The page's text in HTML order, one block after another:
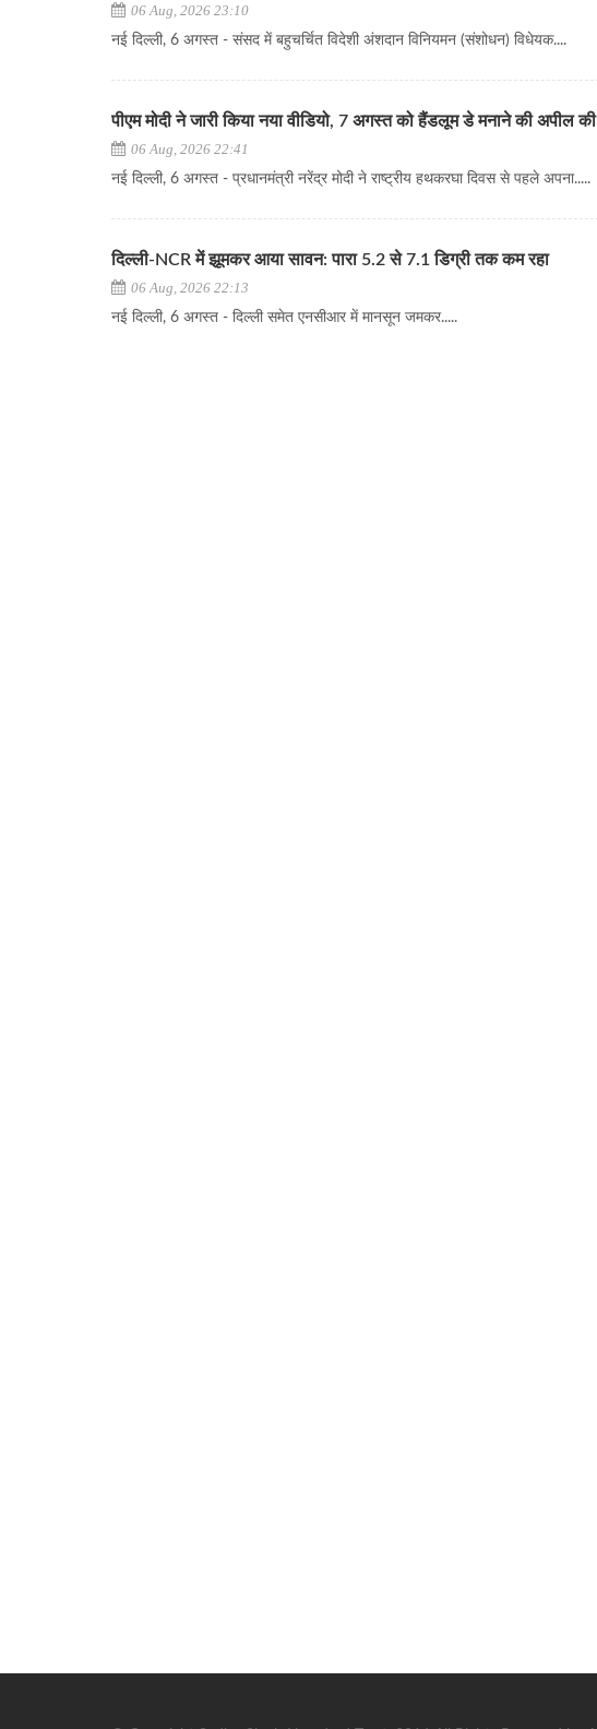
06 Aug, 2026 23:10
नई दिल्ली, 6 अगस्त - संसद में बहुचर्चित विदेशी अंशदान विनियमन (संशोधन) विधेयक....
पीएम मोदी ने जारी किया नया वीडियो, 7 अगस्त को हैंडलूम डे मनाने की अपील की
06 Aug, 2026 22:41
नई दिल्ली, 6 अगस्त - प्रधानमंत्री नरेंद्र मोदी ने राष्ट्रीय हथकरघा दिवस से पहले अपना.....
दिल्ली-NCR में झूमकर आया सावन: पारा 5.2 से 7.1 डिग्री तक कम रहा
06 Aug, 2026 22:13
नई दिल्ली, 6 अगस्त - दिल्ली समेत एनसीआर में मानसून जमकर.....